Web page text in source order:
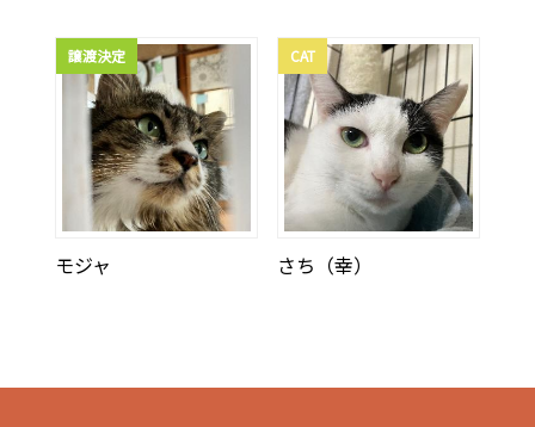
譲渡決定
モジャ
CAT
さち（幸）